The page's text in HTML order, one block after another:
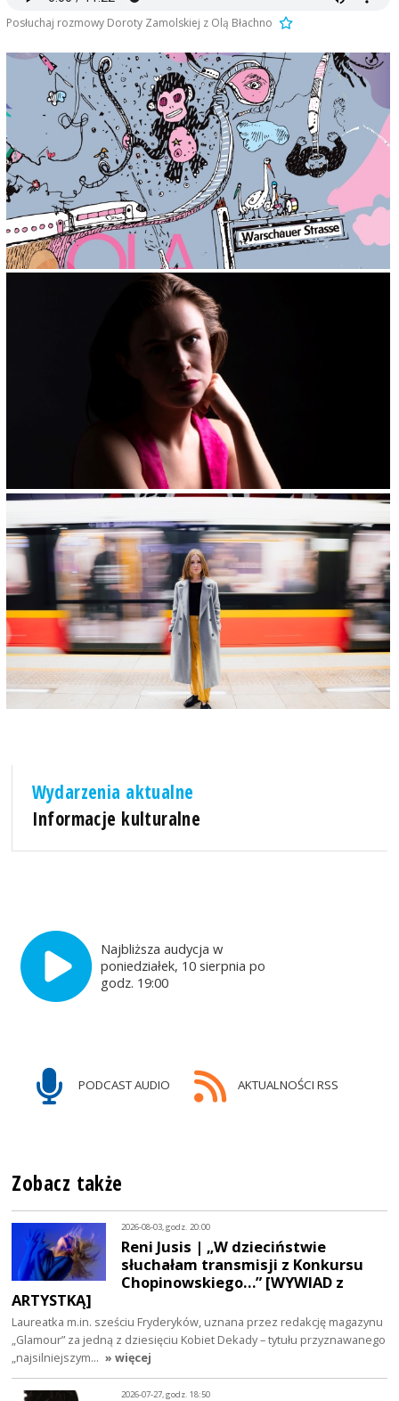
Posłuchaj rozmowy Doroty Zamolskiej z Olą Błachno
Wydarzenia aktualne
Informacje kulturalne
Najbliższa audycja w
poniedziałek, 10 sierpnia po
godz. 19:00
PODCAST AUDIO AKTUALNOŚCI RSS
Zobacz także
2026-08-03, godz. 20:00
Reni Jusis | „W dzieciństwie
słuchałam transmisji z Konkursu
Chopinowskiego…” [WYWIAD z
ARTYSTKĄ]
Laureatka m.in. sześciu Fryderyków, uznana przez redakcję magazynu
„Glamour” za jedną z dziesięciu Kobiet Dekady – tytułu przyznawanego
„najsilniejszym… » więcej
2026-07-27, godz. 18:50